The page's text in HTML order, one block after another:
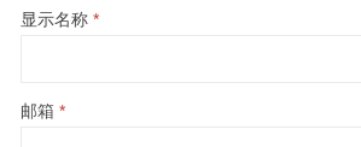
显示名称 *
邮箱 *